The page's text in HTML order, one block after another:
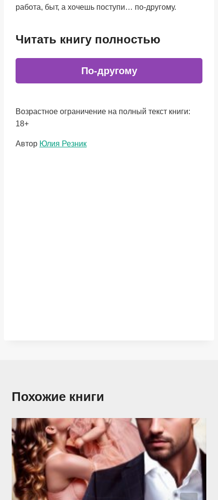
работа, быт, а хочешь поступи… по-другому.
Читать книгу полностью
По-другому
Возрастное ограничение на полный текст книги:
18+
Метки
Автор Юлия Резник
Похожие книги